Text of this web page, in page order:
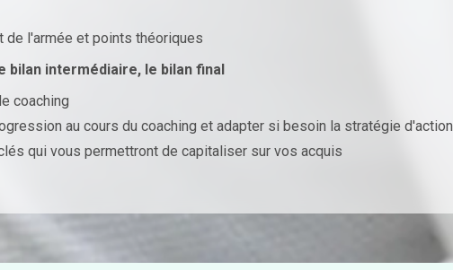
de l'armée et points théoriques
bilan intermédiaire, le bilan final
coaching
au cours du coaching et adapter si besoin la stratégie d'action
qui vous permettront de capitaliser sur vos acquis